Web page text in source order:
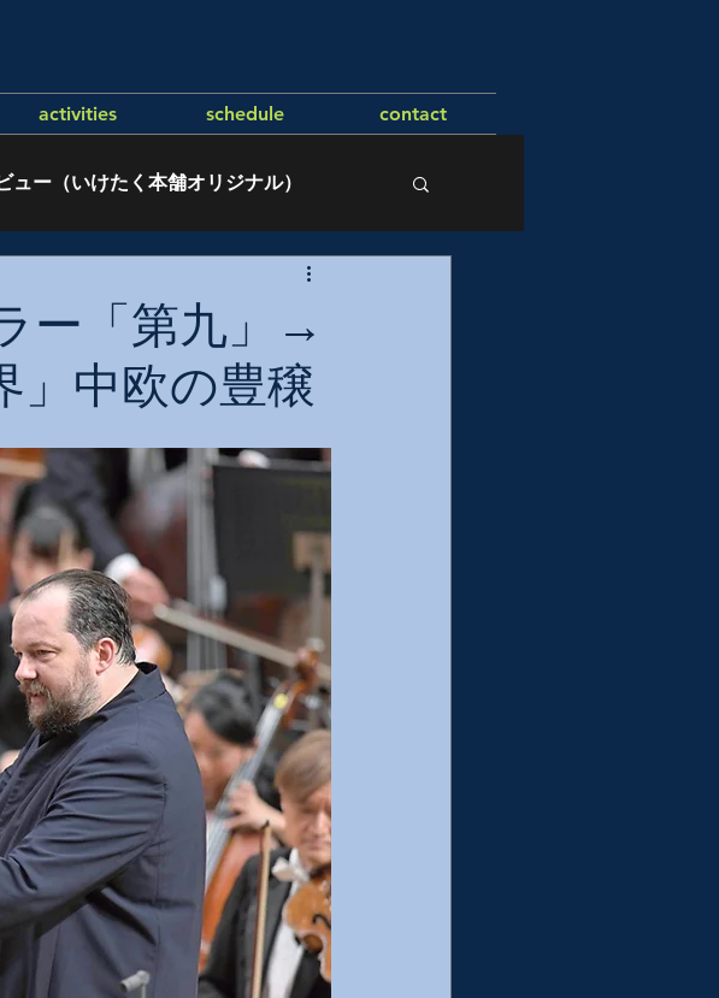
activities schedule contact
ュー（いけたく本舗オリジナル）
ー「第九」→
」中欧の豊穣